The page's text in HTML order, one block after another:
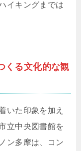
イキングまでは
くる文化的な観
いた印象を加え
立中央図書館を
ン多摩は、コン